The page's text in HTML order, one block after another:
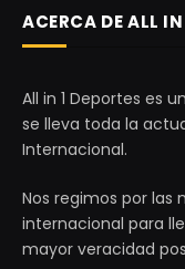
ACERCA DE ALL IN
All in 1 Deportes es
se lleva toda la
Internacional.
Nos regimos por las
internacional para
mayor veracidad